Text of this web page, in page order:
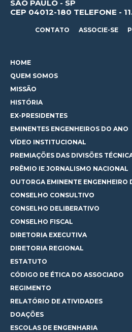
SÃO PAULO - SP
CEP 04012-180 TELEFONE -
CONTATO ASSOCIE-SE
HOME
QUEM SOMOS
MISSÃO
HISTÓRIA
EX-PRESIDENTES
EMINENTES ENGENHEIROS DO ANO
VÍDEO INSTITUCIONAL
PREMIAÇÕES DAS DIVISÕES
PRÊMIO IE JORNALISMO NACIONAL
OUTORGA EMINENTE ENGENHEIRO
CONSELHO CONSULTIVO
CONSELHO DELIBERATIVO
CONSELHO FISCAL
DIRETORIA EXECUTIVA
DIRETORIA REGIONAL
ESTATUTO
CÓDIGO DE ÉTICA DO ASSOCIADO
REGIMENTO
RELATÓRIO DE ATIVIDADES
DOAÇÕES
ESCOLAS DE ENGENHARIA